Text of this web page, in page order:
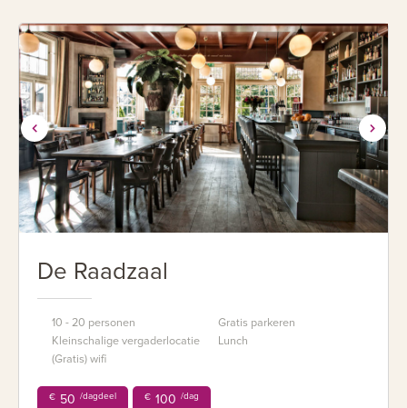
De Raadzaal
10 - 20 personen
Kleinschalige vergaderlocatie
(Gratis) wifi
Gratis parkeren
Lunch
€ 50 /dagdeel € 100 /dag